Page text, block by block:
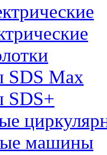
SDS Max
SDS+
машины